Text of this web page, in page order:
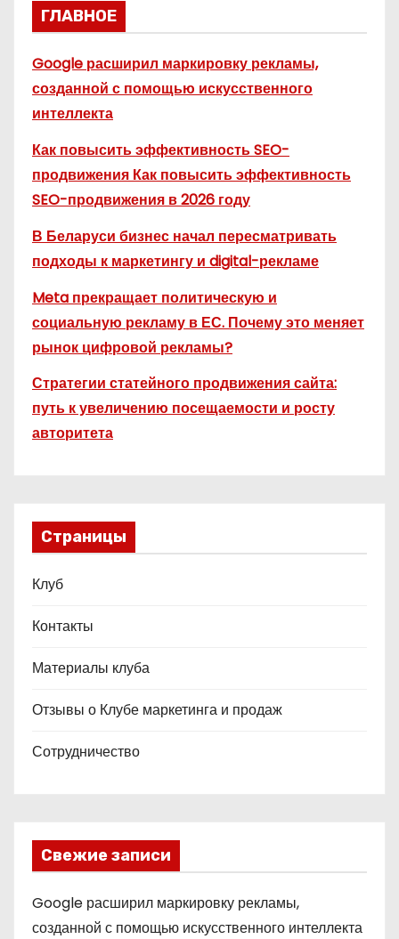
ГЛАВНОЕ
Google расширил маркировку рекламы,
созданной с помощью искусственного
интеллекта
Как повысить эффективность SEO-
продвижения Как повысить эффективность
SEO-продвижения в 2026 году
В Беларуси бизнес начал пересматривать
подходы к маркетингу и digital-рекламе
Meta прекращает политическую и
социальную рекламу в ЕС. Почему это меняет
рынок цифровой рекламы?
Стратегии статейного продвижения сайта:
путь к увеличению посещаемости и росту
авторитета
Страницы
Клуб
Контакты
Материалы клуба
Отзывы о Клубе маркетинга и продаж
Сотрудничество
Свежие записи
Google расширил маркировку рекламы,
созданной с помощью искусственного интеллекта